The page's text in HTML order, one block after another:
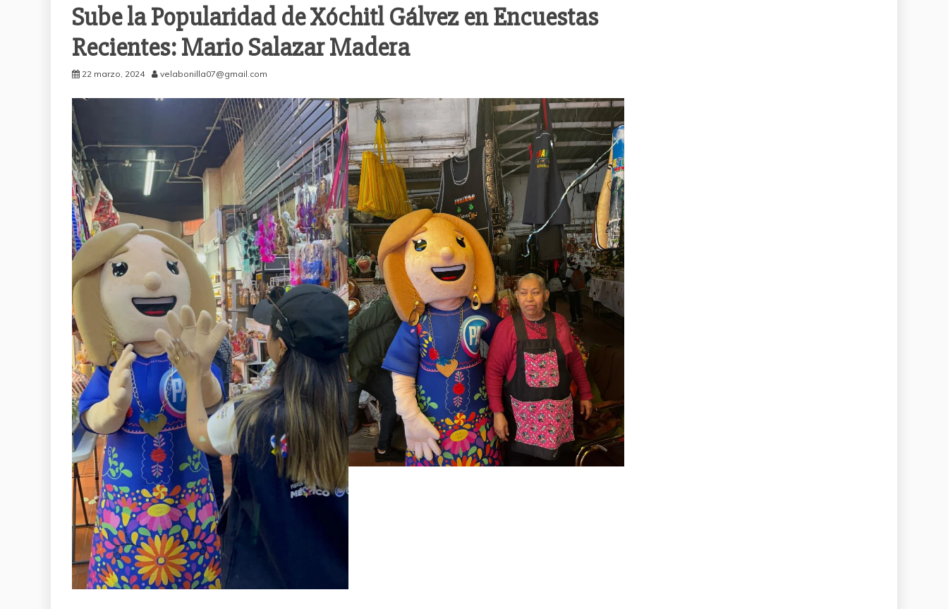
Sube la Popularidad de Xóchitl Gálvez en Encuestas
Recientes: Mario Salazar Madera
22 marzo, 2024 velabonilla07@gmail.com